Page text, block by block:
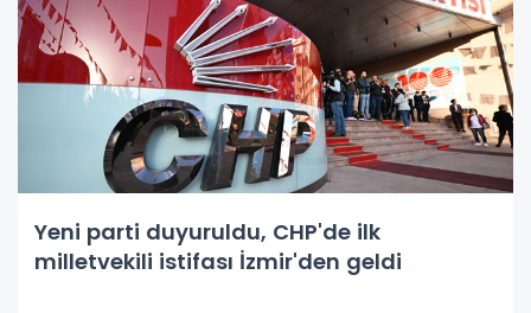
Yeni parti duyuruldu, CHP'de ilk
milletvekili istifası İzmir'den geldi